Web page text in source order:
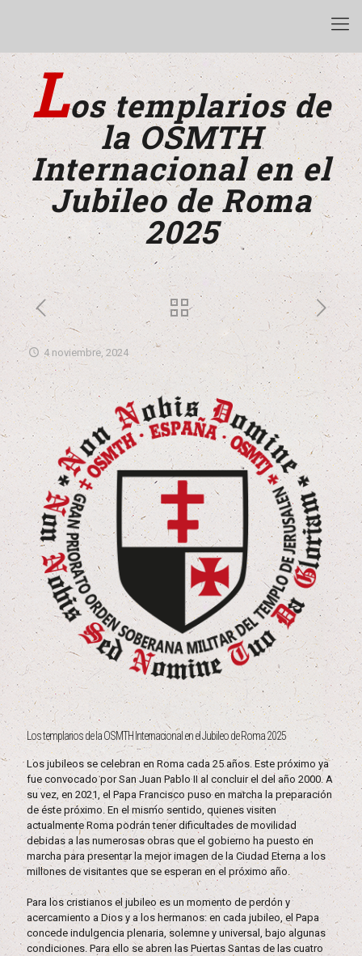
Los templarios de
la OSMTH
Internacional en el
Jubileo de Roma
2025
4 noviembre, 2024
Los templarios de la OSMTH Internacional en el Jubileo de Roma 2025
Los jubileos se celebran en Roma cada 25 años. Este próximo ya
fue convocado por San Juan Pablo II al concluir el del año 2000. A
su vez, en 2021, el Papa Francisco puso en marcha la preparación
de éste próximo. En el mismo sentido, quienes visiten
actualmente Roma podrán tener dificultades de movilidad
debidas a las numerosas obras que el gobierno ha puesto en
marcha para presentar la mejor imagen de la Ciudad Eterna a los
millones de visitantes que se esperan en el próximo año.
Para los cristianos el jubileo es un momento de perdón y
acercamiento a Dios y a los hermanos: en cada jubileo, el Papa
concede indulgencia plenaria, solemne y universal, bajo algunas
condiciones. Para ello se abren las Puertas Santas de las cuatro